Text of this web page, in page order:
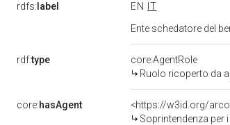
rdfs: label EN
IT
Ente schedatore del
rdf:type
core:AgentRole
Ruolo ricoperto da
core:hasAgent
<https://w3id.org/
Soprintendenza per